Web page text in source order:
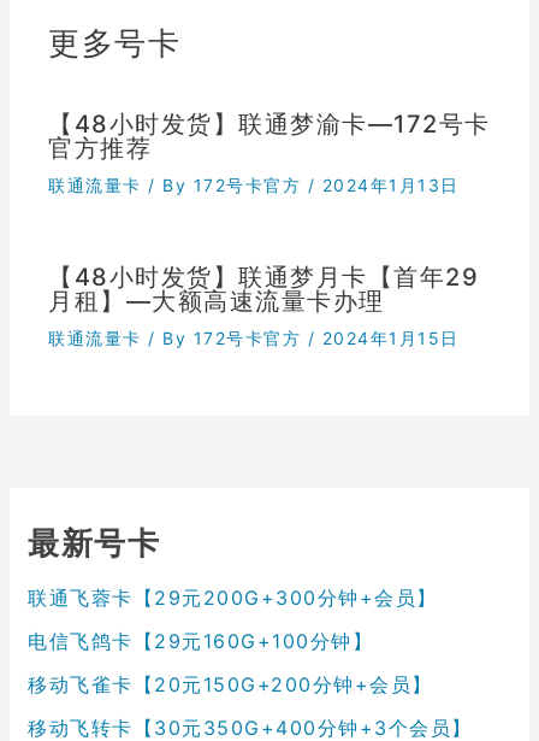
更多号卡
【48小时发货】联通梦渝卡—172号卡
官方推荐
联通流量卡 / By 172号卡官方 / 2024年1月13日
【48小时发货】联通梦月卡【首年29
月租】—大额高速流量卡办理
联通流量卡 / By 172号卡官方 / 2024年1月15日
最新号卡
联通飞蓉卡【29元200G+300分钟+会员】
电信飞鸽卡【29元160G+100分钟】
移动飞雀卡【20元150G+200分钟+会员】
移动飞转卡【30元350G+400分钟+3个会员】